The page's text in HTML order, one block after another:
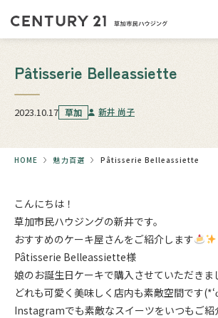
Pâtisserie Belleassiette
2023.10.17 草加 新井 尚子
HOME 魅力百選 Pâtisserie Belleassiette
こんにちは！
草加市民ハウジングの新井です。
おすすめのケーキ屋さんをご紹介します
Pâtisserie Belleassiette様
娘のお誕生日ケーキで購入させていただきま
どれも可愛く美味しく店内も素敵空間です
Instagramでも素敵なスイーツをいつもご紹